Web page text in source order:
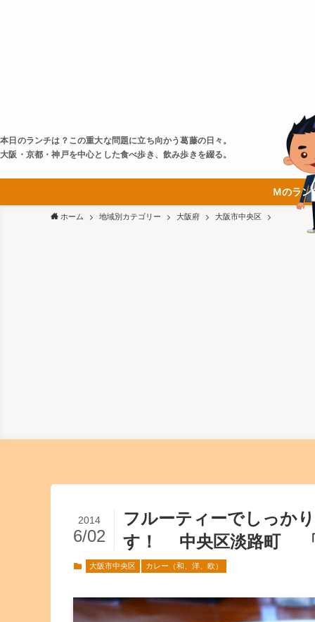
本日のランチは？この重大な問題に立ち向かう葛藤の日々。
大阪・京都・神戸を中心とした食べ歩き、飲み歩きを綴る。
Ｍのラン
ホーム 地域別カテゴリー 大阪府 大阪市中央区
フルーティーでしっか
す！ 中央区淡路町 「
2014
6/02
大阪市中央区 カレー（和、洋、欧）